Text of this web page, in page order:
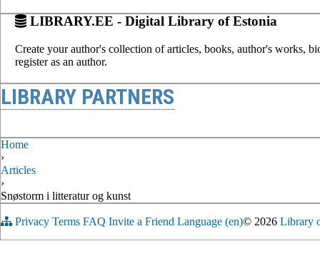
LIBRARY.EE - Digital Library of Estonia
Create your author's collection of articles, books, author's works,
register as an author.
LIBRARY PARTNERS
Home
›
Articles
›
Snøstorm i litteratur og kunst
Privacy Terms FAQ Invite a Friend Language (en)© 2026 Library